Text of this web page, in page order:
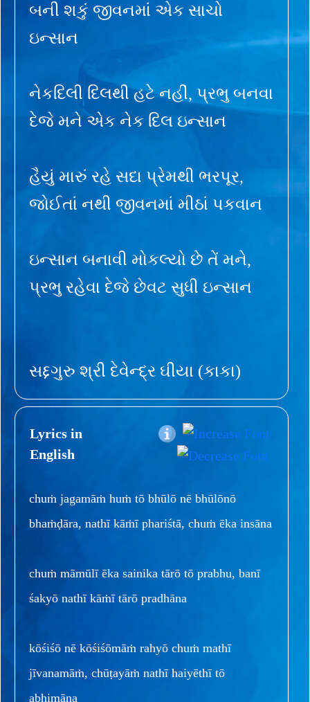
બની શકું જીવનમાં એક સાચો
ઇન્સાન
નેકદિલી દિલથી હટે નહીં, પ્રભુ બનવા
દેજે મને એક નેક દિલ ઇન્સાન
હૈયું મારું રહે સદા પ્રેમથી ભરપૂર,
જોઈતાં નથી જીવનમાં મીઠાં પકવાન
ઇન્સાન બનાવી મોકલ્યો છે તેં મને,
પ્રભુ રહેવા દેજે છેવટ સુધી ઇન્સાન
સદ્દગુરુ શ્રી દેવેન્દ્ર ઘીયા (કાકા)
Lyrics in
English
chuṁ jagamāṁ huṁ tō bhūlō nē bhūlōnō
bhaṁḍāra, nathī kāṁī phariśtā, chuṁ ēka insāna
chuṁ māmūlī ēka sainika tārō tō prabhu, banī
śakyō nathī kāṁī tārō pradhāna
kōśiśō nē kōśiśōmāṁ rahyō chuṁ mathī
jīvanamāṁ, chūṭayāṁ nathī haiyēthī tō
abhimāna